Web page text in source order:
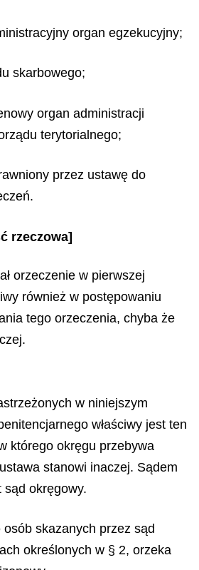
organ egzekucyjny;
skarbowego;
organ administracji
terytorialnego;
przez ustawę do
rzeczowa]
orzeczenie w pierwszej
również w postępowaniu
tego orzeczenia, chyba że
w niniejszym
właściwy jest ten
którego okręgu przebywa
stanowi inaczej. Sądem
sąd okręgowy.
skazanych przez sąd
określonych w § 2, orzeka